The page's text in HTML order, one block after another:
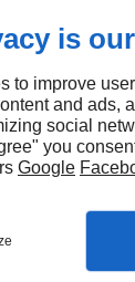
is
to improve
and ads,
social
you
Google